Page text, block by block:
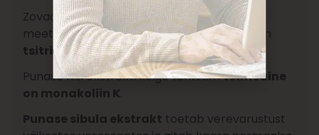
Zovacor punase riisi ekstrakt on looduslikult
meetodil kääritatud ning eriti puhas – see on
tsitriniinivaba.
Punase riisi ekstrakti kõige tähtsamtoimeaine
on monakoliin K.
Punase sibula ekstrakt toetab verevarustust